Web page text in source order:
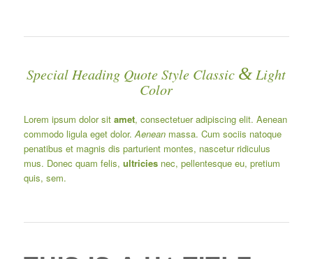
Special Heading Quote Style Classic & Light
Color
Lorem ipsum dolor sit amet, consectetuer adipiscing elit. Aenean
commodo ligula eget dolor.Aeneanmassa. Cum sociis natoque
penatibus et magnis dis parturient montes, nascetur ridiculus
mus. Donec quam felis, ultriciesnec, pellentesque eu, pretium
quis, sem.